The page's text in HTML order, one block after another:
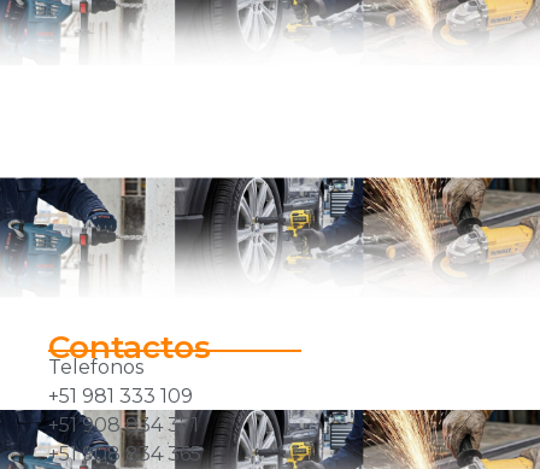
Contactos
Telefonos
+51 981 333 109
+51 908 834 371
+51 908 834 365